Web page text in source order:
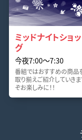
ミッドナイトショ
グ
今夜7:00〜7:30
番組ではおすすめの商品
取り揃えご紹介していきま
ぞお楽しみに！！